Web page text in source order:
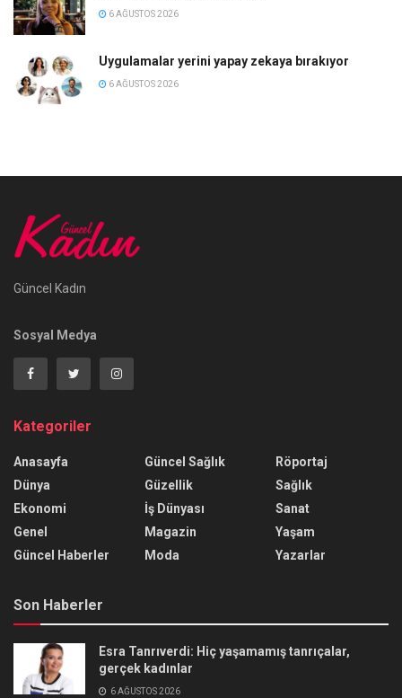
6 AĞUSTOS 2026
Uygulamalar yerini yapay zekaya bırakıyor
6 AĞUSTOS 2026
Güncel Kadın
Sosyal Medya
Kategoriler
Anasayfa
Dünya
Ekonomi
Genel
Güncel Haberler
Güncel Sağlık
Güzellik
İş Dünyası
Magazin
Moda
Röportaj
Sağlık
Sanat
Yaşam
Yazarlar
Son Haberler
Esra Tanrıverdi: Hiç yaşamamış tanrıçalar,
gerçek kadınlar
6 AĞUSTOS 2026